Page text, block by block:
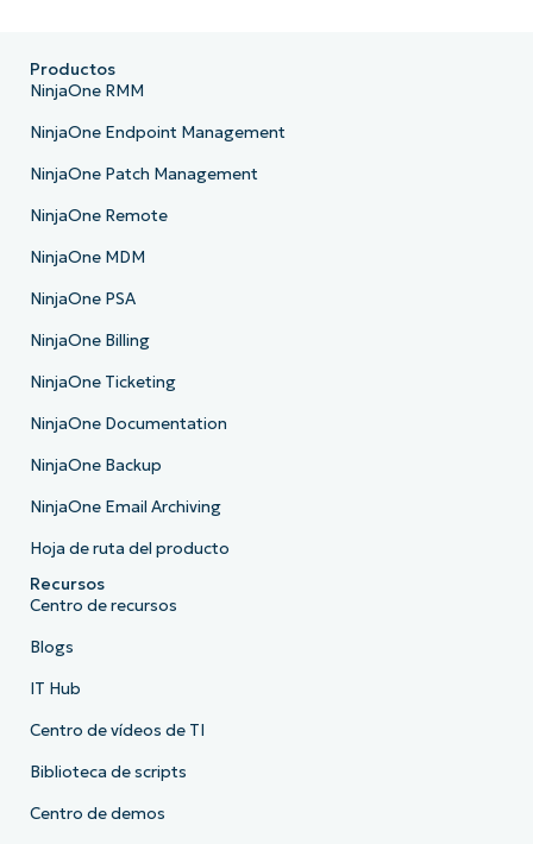
Productos
NinjaOne RMM
NinjaOne Endpoint Management
NinjaOne Patch Management
NinjaOne Remote
NinjaOne MDM
NinjaOne PSA
NinjaOne Billing
NinjaOne Ticketing
NinjaOne Documentation
NinjaOne Backup
NinjaOne Email Archiving
Hoja de ruta del producto
Recursos
Centro de recursos
Blogs
IT Hub
Centro de vídeos de TI
Biblioteca de scripts
Centro de demos